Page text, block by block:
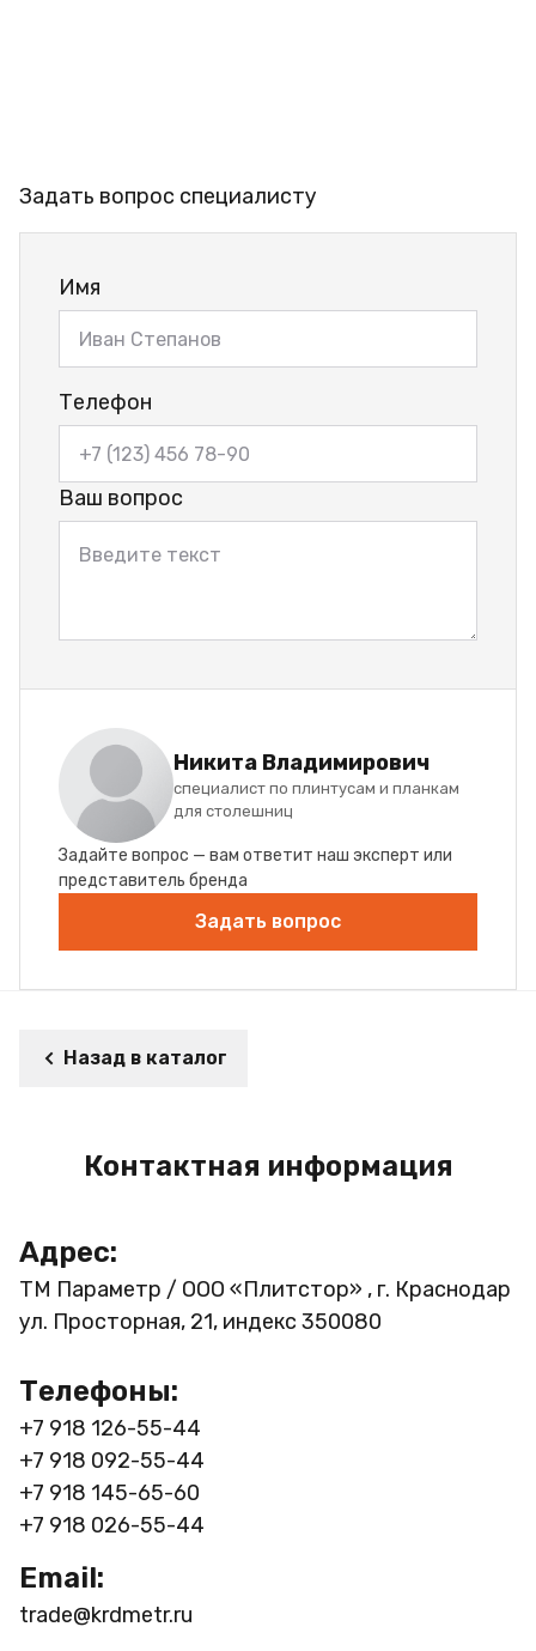
Задать вопрос специалисту
Имя
Телефон
Ваш вопрос
Никита Владимирович
специалист по плинтусам и планкам
для столешниц
Задайте вопрос — вам ответит наш эксперт или
представитель бренда
Задать вопрос
Назад в каталог
Контактная информация
Адрес:
ТМ Параметр / ООО «Плитстор» , г. Краснодар
ул. Просторная, 21, индекс 350080
Телефоны:
+7 918 126-55-44
+7 918 092-55-44
+7 918 145-65-60
+7 918 026-55-44
Email:
trade@krdmetr.ru